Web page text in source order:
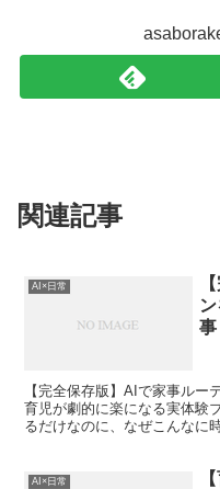
関連記事
AI×日常
事
【完全保存版】AIで家事ルー
育児が劇的に楽になる実体験
るだけなのに、なぜこんなに
AI×日常